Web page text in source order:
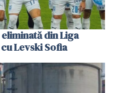
din Liga
Levski Sofia